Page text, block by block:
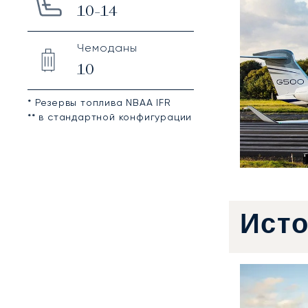
10-14
Чемоданы
10
* Резервы топлива NBAA IFR
** в стандартной конфигурации